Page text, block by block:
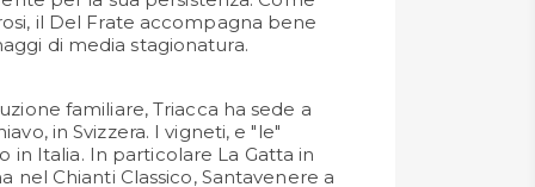
il Del Frate accompagna bene
di media stagionatura.
familiare, Triacca ha sede a
in Svizzera. I vigneti, e "le"
in Italia. In particolare La Gatta in
nel Chianti Classico, Santavenere a